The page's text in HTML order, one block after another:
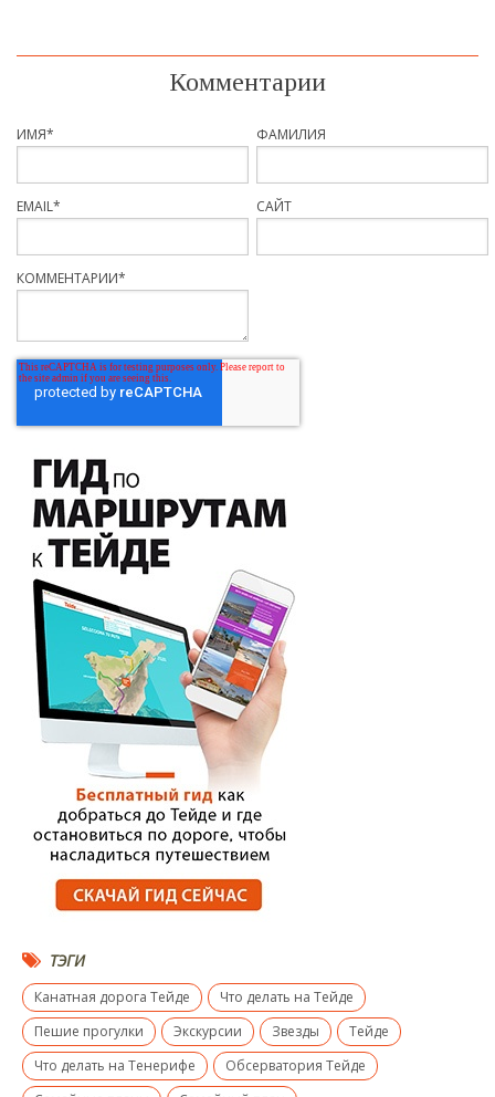
Комментарии
ИМЯ* ФАМИЛИЯ
EMAIL* САЙТ
КОММЕНТАРИИ*
ТЭГИ
Канатная дорога Тейде
Что делать на Тейде
Пешие прогулки
Экскурсии Звезды
Тейде
Что делать на Тенерифе
Обсерватория Тейде